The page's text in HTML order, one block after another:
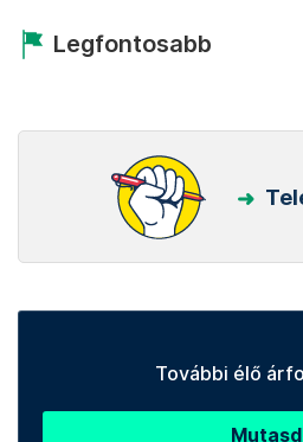
Legfontosabb
További élő